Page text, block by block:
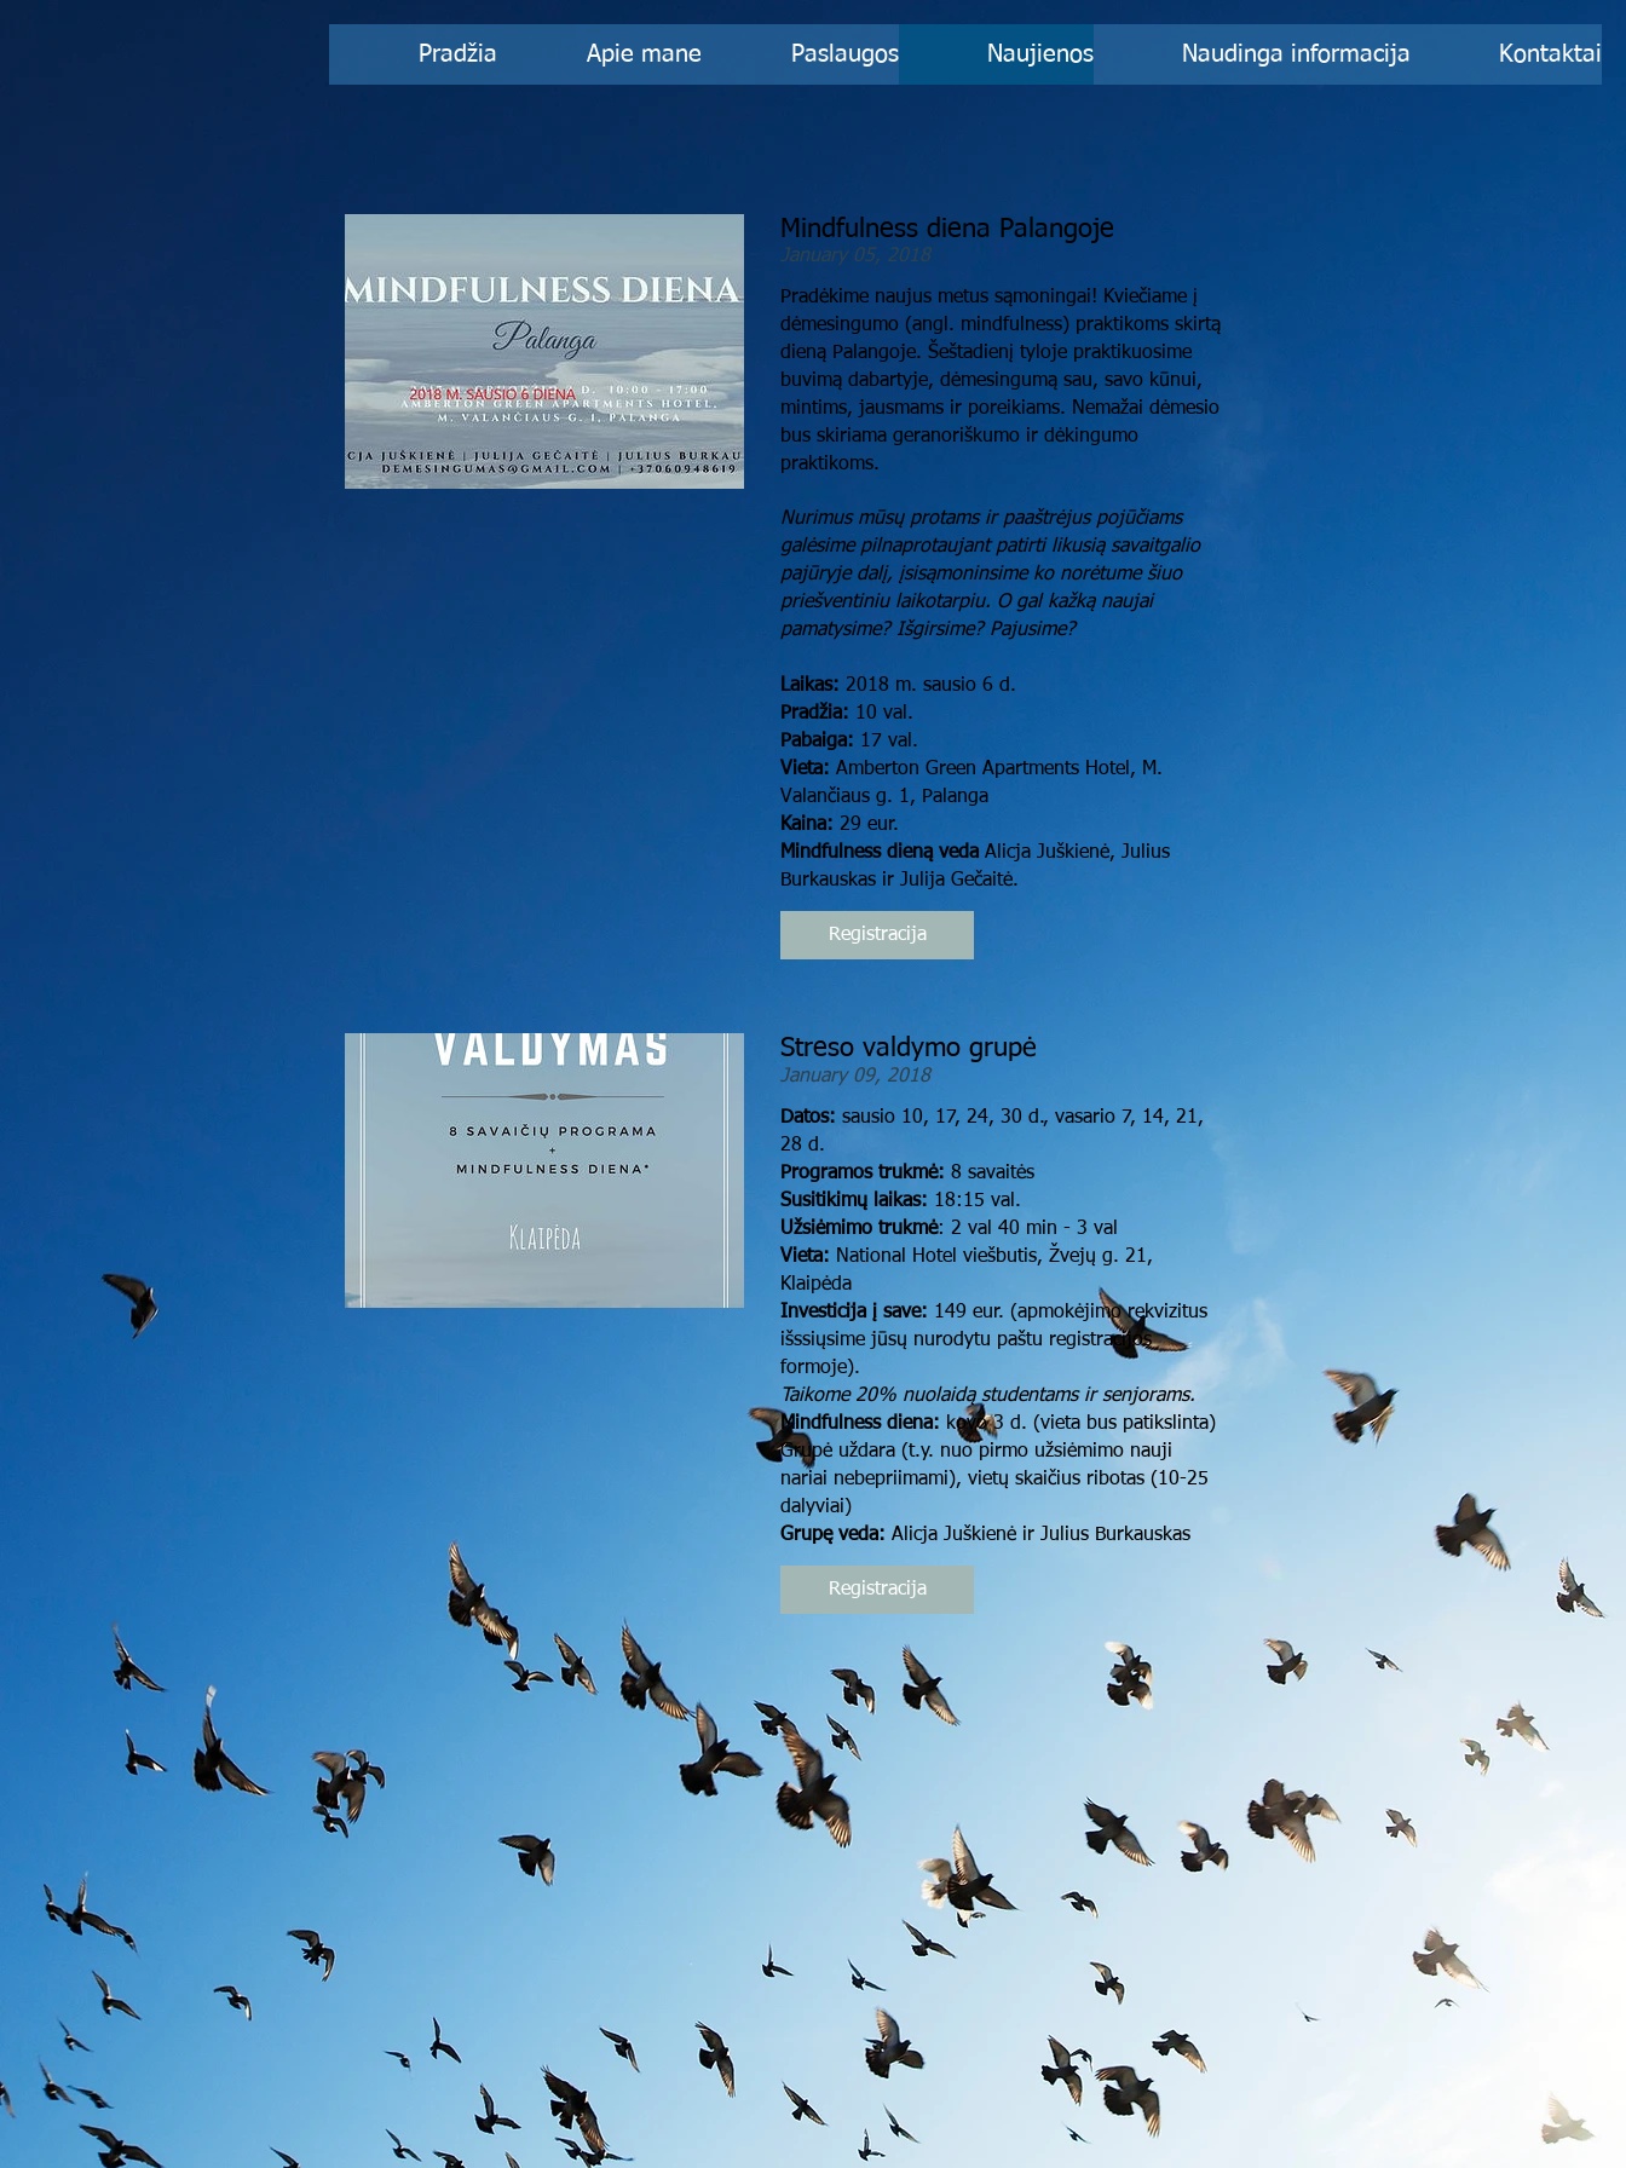
Pradžia Apie mane Paslaugos Naujienos Naudinga informacija Kontaktai
Mindfulness diena Palangoje
January 05, 2018
Pradėkime naujus metus sąmoningai! Kviečiame į
dėmesingumo (angl. mindfulness) praktikoms skirtą
dieną Palangoje. Šeštadienį tyloje praktikuosime
buvimą dabartyje, dėmesingumą sau, savo kūnui,
mintims, jausmams ir poreikiams. Nemažai dėmesio
bus skiriama geranoriškumo ir dėkingumo
praktikoms.
Nurimus mūsų protams ir paaštrėjus pojūčiams
galėsime pilnaprotaujant patirti likusią savaitgalio
pajūryje dalį, įsisąmoninsime ko norėtume šiuo
priešventiniu laikotarpiu. O gal kažką naujai
pamatysime? Išgirsime? Pajusime?
Laikas: 2018 m. sausio 6 d.
Pradžia: 10 val.
Pabaiga: 17 val.
Vieta: Amberton Green Apartments Hotel, M.
Valančiaus g. 1, Palanga
Kaina: 29 eur.
Mindfulness dieną veda Alicja Juškienė, Julius
Burkauskas ir Julija Gečaitė.
Registracija
Streso valdymo grupė
January 09, 2018
Datos: sausio 10, 17, 24, 30 d., vasario 7, 14, 21,
28 d.
Programos trukmė: 8 savaitės
Susitikimų laikas: 18:15 val.
Užsiėmimo trukmė: 2 val 40 min - 3 val
Vieta: National Hotel viešbutis, Žvejų g. 21,
Klaipėda
Investicija į save: 149 eur. (apmokėjimo rekvizitus
išssiųsime jūsų nurodytu paštu registracijos
formoje).
Taikome 20% nuolaidą studentams ir senjorams.
Mindfulness diena: kovo 3 d. (vieta bus patikslinta)
Grupė uždara (t.y. nuo pirmo užsiėmimo nauji
nariai nebepriimami), vietų skaičius ribotas (10-25
dalyviai)
Grupę veda: Alicja Juškienė ir Julius Burkauskas
Registracija